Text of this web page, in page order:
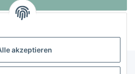
akzeptieren